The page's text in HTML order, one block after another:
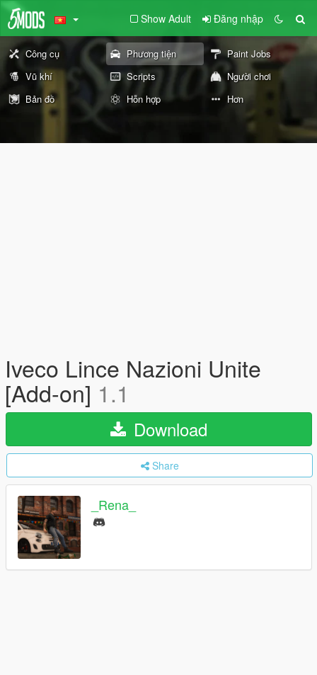
Show Adult Đăng nhập
Công cụ Phương tiện
Paint Jobs
Vũ khí
Scripts
Người chơi
Bản đồ
Hỗn hợp Hơn
Iveco Lince Nazioni Unite
[Add-on] 1.1
Download
Share
_Rena_